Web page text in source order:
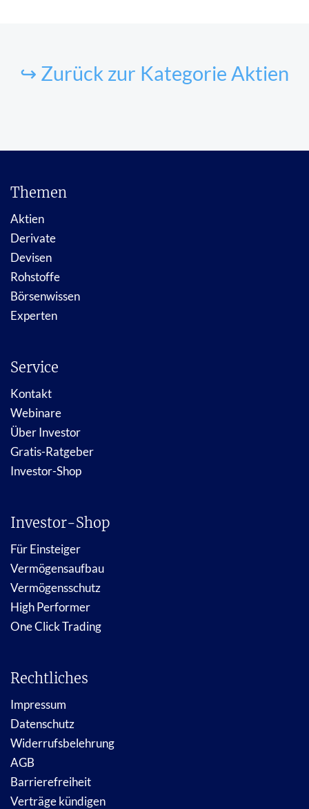
↪ Zurück zur Kategorie Aktien
Themen
Aktien
Derivate
Devisen
Rohstoffe
Börsenwissen
Experten
Service
Kontakt
Webinare
Über Investor
Gratis-Ratgeber
Investor-Shop
Investor-Shop
Für Einsteiger
Vermögensaufbau
Vermögensschutz
High Performer
One Click Trading
Rechtliches
Impressum
Datenschutz
Widerrufsbelehrung
AGB
Barrierefreiheit
Verträge kündigen